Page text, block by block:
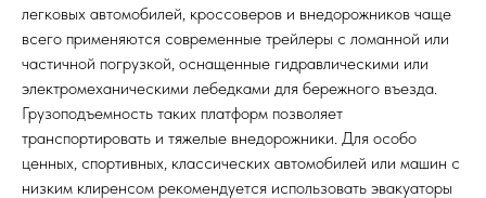
легковых автомобилей, кроссоверов и внедорожников чаще
всего применяются современные трейлеры с ломанной или
частичной погрузкой, оснащенные гидравлическими или
электромеханическими лебедками для бережного въезда.
Грузоподъемность таких платформ позволяет
транспортировать и тяжелые внедорожники. Для особо
ценных, спортивных, классических автомобилей или машин с
низким клиренсом рекомендуется использовать эвакуаторы